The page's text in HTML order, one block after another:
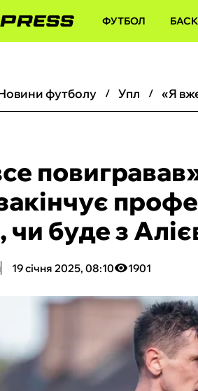
ФУТБОЛ
новини футболу упл
чи буде з
19 січня 2025, 08:10 1901